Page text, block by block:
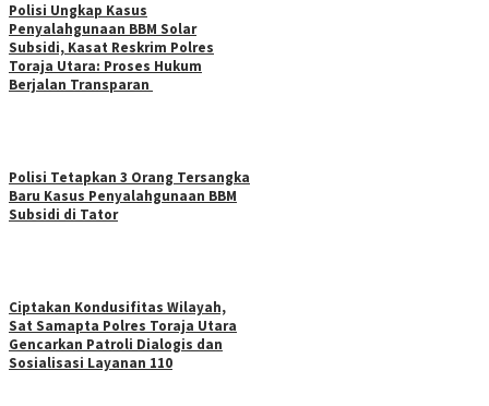
Polisi Ungkap Kasus
Penyalahgunaan BBM Solar
Subsidi, Kasat Reskrim Polres
Toraja Utara: Proses Hukum
Berjalan Transparan
Polisi Tetapkan 3 Orang Tersangka
Baru Kasus Penyalahgunaan BBM
Subsidi di Tator
Ciptakan Kondusifitas Wilayah,
Sat Samapta Polres Toraja Utara
Gencarkan Patroli Dialogis dan
Sosialisasi Layanan 110